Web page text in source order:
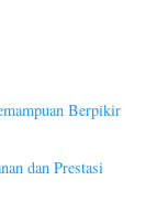
Berpikir
dan Prestasi